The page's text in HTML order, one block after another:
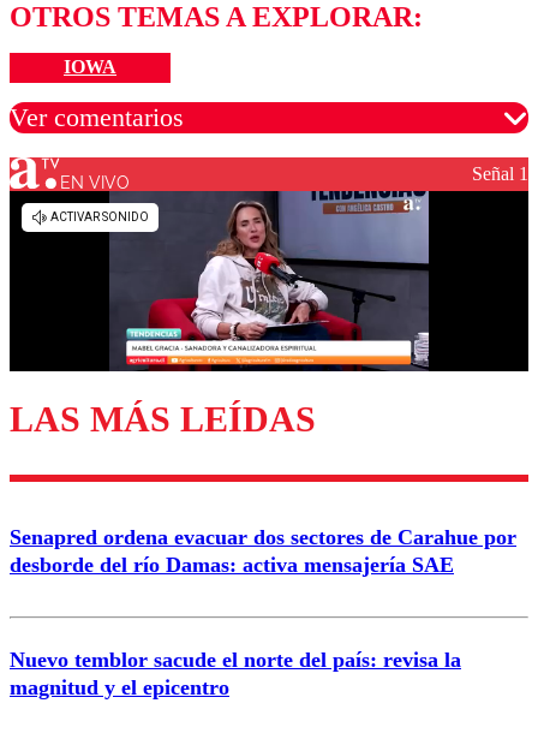
OTROS TEMAS A EXPLORAR:
IOWA
Ver comentarios
Los comentarios son moderados para garantizar un
diálogo respetuoso.
Enviar comentario
EN VIVO Señal 1
LAS MÁS LEÍDAS
Senapred ordena evacuar dos sectores de Carahue por
desborde del río Damas: activa mensajería SAE
Nuevo temblor sacude el norte del país: revisa la
magnitud y el epicentro